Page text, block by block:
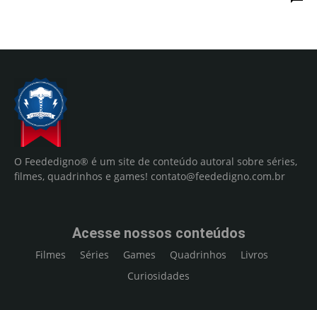
O Feededigno® é um site de conteúdo autoral sobre séries,
filmes, quadrinhos e games! contato@feededigno.com.br
Acesse nossos conteúdos
Filmes Séries Games Quadrinhos
Livros
Curiosidades